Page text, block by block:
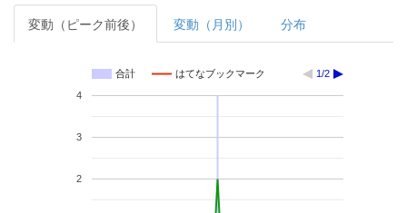
変動（ピーク前後） 変動（月別） 分布
合計 はてなブックマーク 1/2
2
3
4